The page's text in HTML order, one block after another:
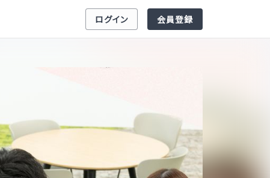
ログイン 会員登録